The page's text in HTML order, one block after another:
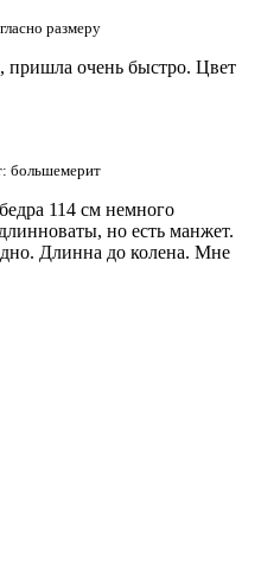
размеру
пришла очень быстро. Цвет
большемерит
114 см немного
но есть манжет.
Длинна до колена. Мне